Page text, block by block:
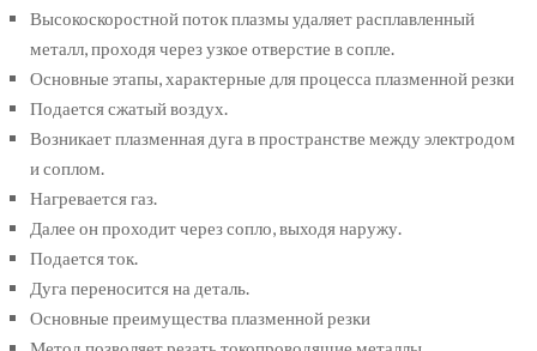
Высокоскоростной поток плазмы удаляет расплавленный
металл, проходя через узкое отверстие в сопле.
Основные этапы, характерные для процесса плазменной резки
Подается сжатый воздух.
Возникает плазменная дуга в пространстве между электродом
и соплом.
Нагревается газ.
Далее он проходит через сопло, выходя наружу.
Подается ток.
Дуга переносится на деталь.
Основные преимущества плазменной резки